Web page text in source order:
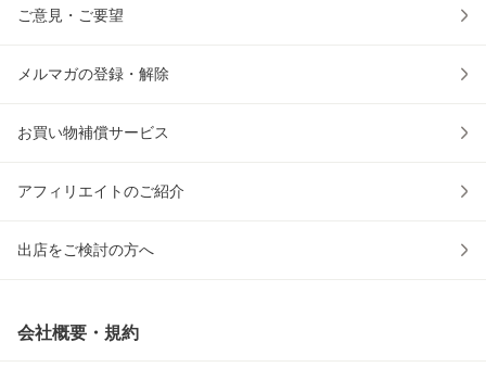
ご意見・ご要望
メルマガの登録・解除
お買い物補償サービス
アフィリエイトのご紹介
出店をご検討の方へ
会社概要・規約